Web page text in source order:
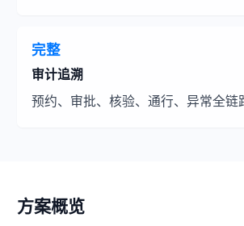
完整
审计追溯
预约、审批、核验、通行、异常全链
方案概览